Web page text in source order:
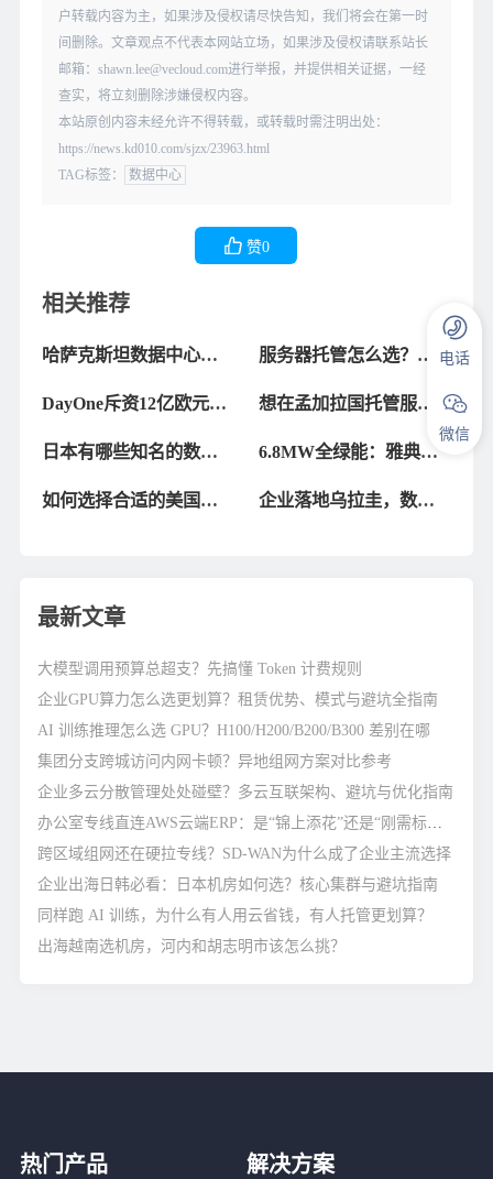
户转载内容为主，如果涉及侵权请尽快告知，我们将会在第一时
间删除。文章观点不代表本网站立场，如果涉及侵权请联系站长
邮箱：shawn.lee@vecloud.com进行举报，并提供相关证据，一经
查实，将立刻删除涉嫌侵权内容。
本站原创内容未经允许不得转载，或转载时需注明出处：
https://news.kd010.com/sjzx/23963.html
TAG标签：
数据中心
赞0
相关推荐
哈萨克斯坦数据中心服
谱？
服务器托管怎么选？为
数据中心
DayOne斥资12亿欧元在
想在孟加拉国托管服务
关注！
日本有哪些知名的数据
务？
6.8MW全绿能：雅典
数据中心
如何选择合适的美国数
企业落地乌拉圭，数据
最新文章
大模型调用预算总超支？先搞懂 Token 计费规则
企业GPU算力怎么选更划算？租赁优势、模式与避坑全指南
AI 训练推理怎么选 GPU？H100/H200/B200/B300 差别在哪
集团分支跨城访问内网卡顿？异地组网方案对比参考
企业多云分散管理处处碰壁？多云互联架构、避坑与优化指南
办公室专线直连AWS云端ERP：是“锦上添花”还是“刚需标配”？
跨区域组网还在硬拉专线？SD-WAN为什么成了企业主流选择
企业出海日韩必看：日本机房如何选？核心集群与避坑指南
同样跑 AI 训练，为什么有人用云省钱，有人托管更划算？
出海越南选机房，河内和胡志明市该怎么挑？
热门产品 解决方案
电话
微信